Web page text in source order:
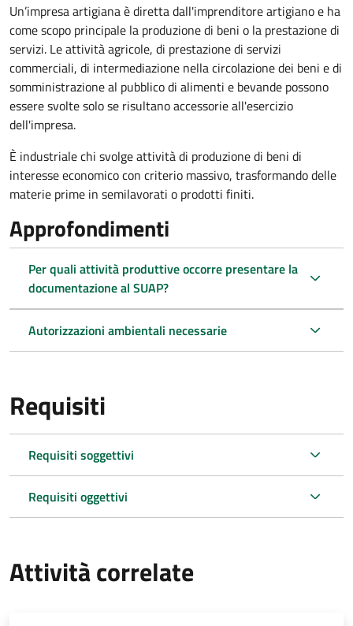
Un’impresa artigiana è diretta dall'imprenditore artigiano e ha
come scopo principale la produzione di beni o la prestazione di
servizi. Le attività agricole, di prestazione di servizi
commerciali, di intermediazione nella circolazione dei beni e di
somministrazione al pubblico di alimenti e bevande possono
essere svolte solo se risultano accessorie all'esercizio
dell'impresa.
È industriale chi svolge attività di produzione di beni di
interesse economico con criterio massivo, trasformando delle
materie prime in semilavorati o prodotti finiti.
Approfondimenti
Per quali attività produttive occorre presentare la
documentazione al SUAP?
Autorizzazioni ambientali necessarie
Requisiti
Requisiti soggettivi
Requisiti oggettivi
Attività correlate